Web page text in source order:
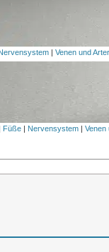
| Venen und
Füße Nervensystem |Venen